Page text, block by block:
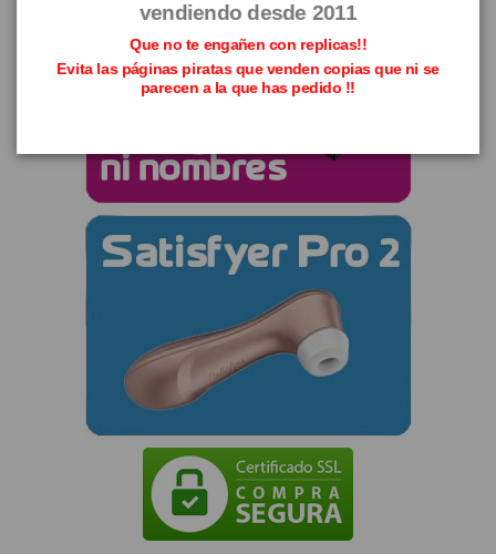
vendiendo desde 2011
Que no te engañen con replicas!!
Evita las páginas piratas que venden copias que ni se
parecen a la que has pedido !!